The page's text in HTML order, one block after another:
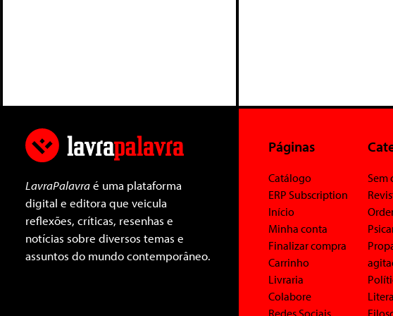
LavraPalavraé uma plataforma
digital e editora que veicula
reflexões, críticas, resenhas e
notícias sobre diversos temas e
assuntos do mundo contemporâneo.
Páginas
Catálogo
ERP Subscription
Início
Minha conta
Finalizar compra
Carrinho
Livraria
Colabore
Sem